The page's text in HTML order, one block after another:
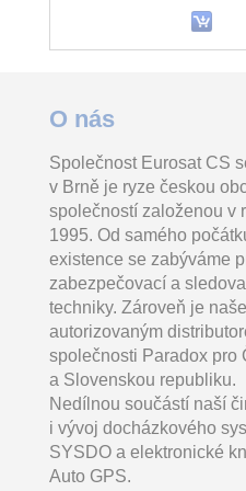
PCS265LTE na vzdálenost
2MPix HDTVI Bullet Hybrid
ColorVu kamera; LED/IR
40m, 4v1, Audio, IP67,
WDR 130dB
O nás
Společnost Eurosat CS
v Brně je ryze českou
společností založenou v
1995. Od samého
existence se zabýváme
zabezpečovací a
techniky. Zároveň je
autorizovaným
společnosti Paradox pro
a Slovenskou republiku.
Nedílnou součástí naší
i vývoj docházkového
SYSDO a elektronické
Auto GPS.